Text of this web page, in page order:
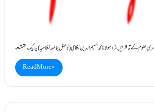
Read More »